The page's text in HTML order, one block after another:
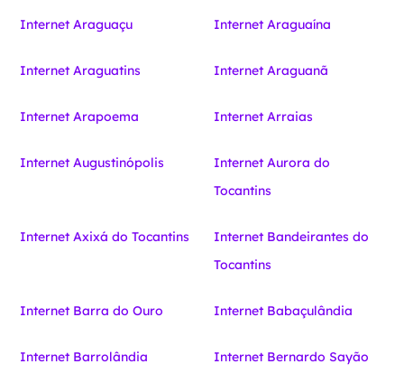
Internet Araguaçu Internet Araguaína
Internet Araguatins Internet Araguanã
Internet Arapoema Internet Arraias
Internet Augustinópolis
Internet Aurora do
Tocantins
Internet Axixá do Tocantins
Internet Bandeirantes do
Tocantins
Internet Barra do Ouro Internet Babaçulândia
Internet Barrolândia Internet Bernardo Sayão